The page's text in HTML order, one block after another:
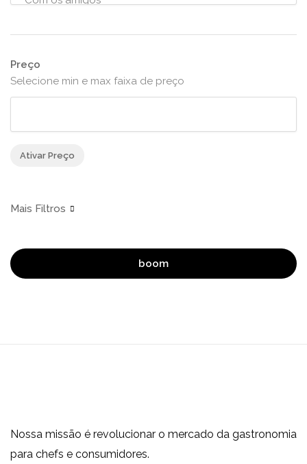
Preço
Selecione min e max faixa de preço
Ativar Preço
boom
Nossa missão é revolucionar o mercado da gastronomia
para chefs e consumidores.